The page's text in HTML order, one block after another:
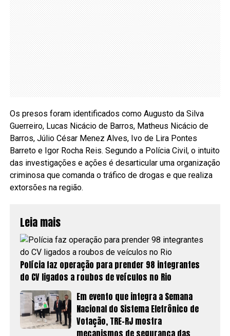
Os presos foram identificados como Augusto da Silva
Guerreiro, Lucas Nicácio de Barros, Matheus Nicácio de
Barros, Júlio César Menez Alves, Ivo de Lira Pontes
Barreto e Igor Rocha Reis. Segundo a Polícia Civil, o intuito
das investigações e ações é desarticular uma organização
criminosa que comanda o tráfico de drogas e que realiza
extorsões na região.
Leia mais
Polícia faz operação para prender 98 integrantes
do CV ligados a roubos de veículos no Rio
Em evento que integra a Semana
Nacional do Sistema Eletrônico de
Votação, TRE-RJ mostra
mecanismos de segurança das